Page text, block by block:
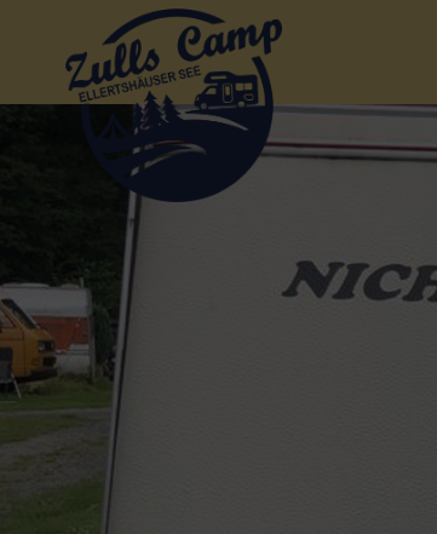
Camping
Ellertshausen